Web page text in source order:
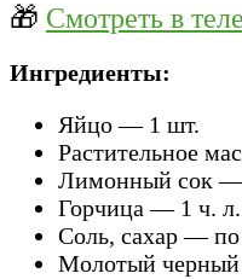
🎁 Смотреть в
Ингредиенты:
Яйцо — 1 шт.
Растительное
Лимонный сок —
Горчица — 1 ч. л.
Соль, сахар — по
Молотый